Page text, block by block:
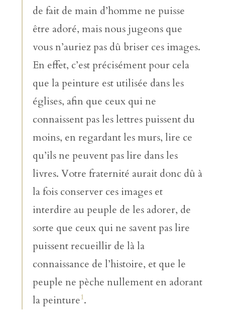
de fait de main d’homme ne puisse
être adoré, mais nous jugeons que
vous n’auriez pas dû briser ces images.
En effet, c’est précisément pour cela
que la peinture est utilisée dans les
églises, afin que ceux qui ne
connaissent pas les lettres puissent du
moins, en regardant les murs, lire ce
qu’ils ne peuvent pas lire dans les
livres. Votre fraternité aurait donc dû à
la fois conserver ces images et
interdire au peuple de les adorer, de
sorte que ceux qui ne savent pas lire
puissent recueillir de là la
connaissance de l’histoire, et que le
peuple ne pèche nullement en adorant
la peinture1.